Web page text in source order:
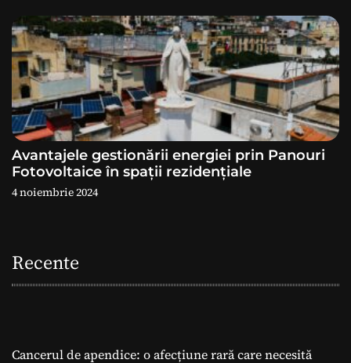
Avantajele gestionării energiei prin Panouri
Fotovoltaice în spații rezidențiale
4 noiembrie 2024
Recente
Cancerul de apendice: o afecțiune rară care necesită